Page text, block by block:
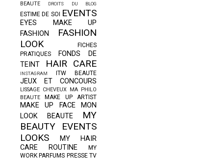
BEAUTE
DROITS DU BLOG
ESTIME DE SOI EVENTS
EYES MAKE UP
FASHION
FASHION
LOOK
FICHES
PRATIQUES
FONDS DE
TEINT
HAIR CARE
INSTAGRAM ITW BEAUTE
JEUX ET CONCOURS
LISSAGE CHEVEUX
MA PHILO
BEAUTE
MAKE UP ARTIST
MAKE UP FACE
MON
LOOK BEAUTE
MY
BEAUTY EVENTS
LOOKS
MY HAIR
CARE ROUTINE
MY
WORK PARFUMS PRESSE TV